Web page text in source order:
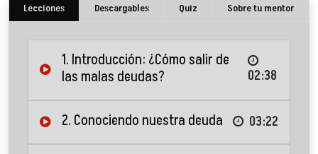
Lecciones Descargables Quiz Sobre tu mentor
1. Introducción: ¿Cómo salir de
las malas deudas?
02:38
2. Conociendo nuestra deuda 03:22